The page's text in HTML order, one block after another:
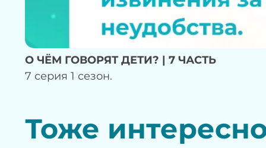
О ЧЁМ ГОВОРЯТ ДЕТИ? | 7 ЧАСТЬ
7 серия 1 сезон.
Тоже